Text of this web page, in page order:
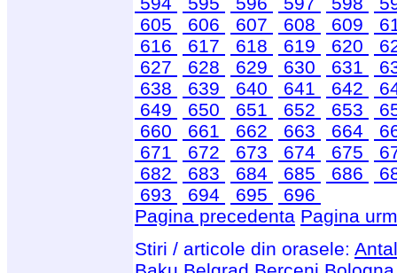
605
606 607 608 609
616
617 618 619 620
627
628 629 630 631
638
639 640 641 642
649
650 651 652 653
660
661 662 663 664
671
672 673 674 675
682
683 684 685 686
693
694 695
696
Pagina precedenta Pagina
Stiri / articole din orasele: